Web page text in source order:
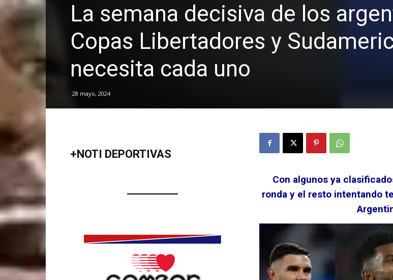
La semana decisiva de los
Copas Libertadores y
necesita cada uno
28 mayo, 2024
Con algunos ya
ronda y el resto intentando
+NOTI DEPORTIVAS